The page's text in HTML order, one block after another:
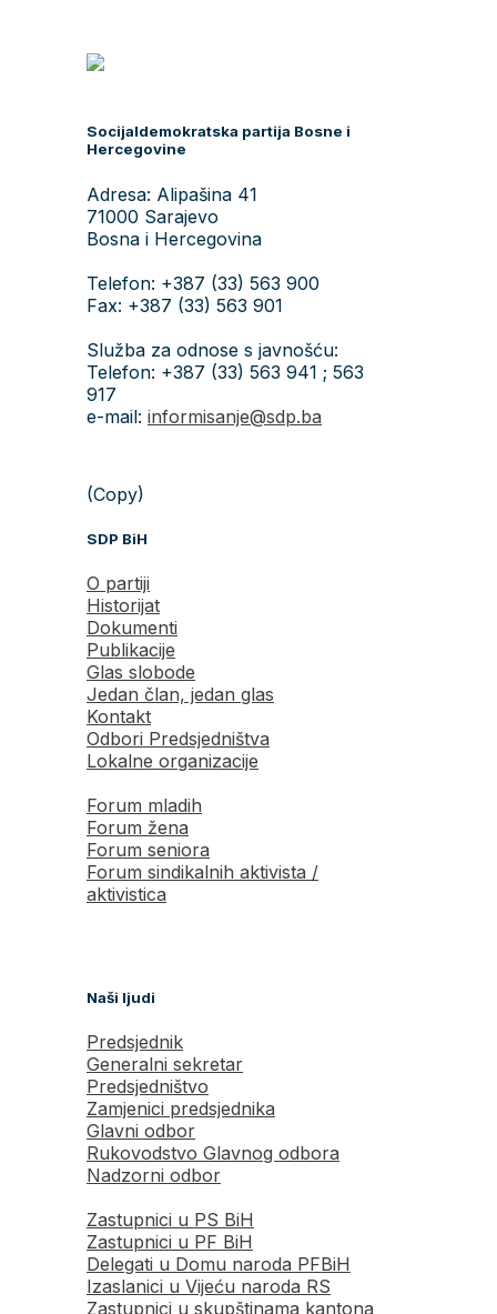
Socijaldemokratska partija Bosne i
Hercegovine
Adresa: Alipašina 41
71000 Sarajevo
Bosna i Hercegovina
Telefon: +387 (33) 563 900
Fax: +387 (33) 563 901
Služba za odnose s javnošću:
Telefon: +387 (33) 563 941 ; 563
917
e-mail: informisanje@sdp.ba
(Copy)
SDP BiH
O partiji
Historijat
Dokumenti
Publikacije
Glas slobode
Jedan član, jedan glas
Kontakt
Odbori Predsjedništva
Lokalne organizacije
Forum mladih
Forum žena
Forum seniora
Forum sindikalnih aktivista /
aktivistica
Naši ljudi
Predsjednik
Generalni sekretar
Predsjedništvo
Zamjenici predsjednika
Glavni odbor
Rukovodstvo Glavnog odbora
Nadzorni odbor
Zastupnici u PS BiH
Zastupnici u PF BiH
Delegati u Domu naroda PFBiH
Izaslanici u Vijeću naroda RS
Zastupnici u skupštinama kantona